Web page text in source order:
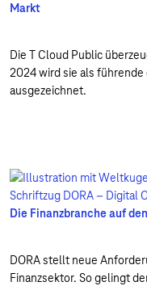
Markt
Die T Cloud Public
2024 wird sie als
ausgezeichnet.
Die Finanzbranche auf
DORA stellt neue
Finanzsektor. So gelingt